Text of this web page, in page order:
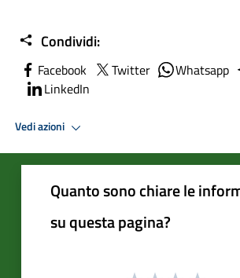
Condividi:
Facebook Twitter Whatsapp
LinkedIn
Vedi azioni
Quanto sono chiare le
su questa pagina?